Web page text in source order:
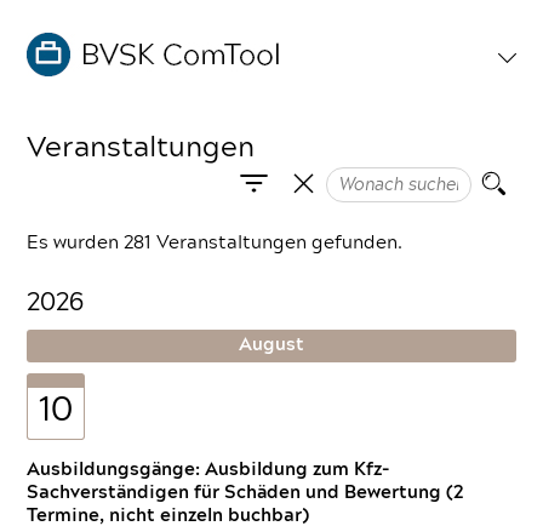
Veranstaltungen
Es wurden 281 Veranstaltungen gefunden.
2026
August
10
Ausbildungsgänge: Ausbildung zum Kfz-
Sachverständigen für Schäden und Bewertung (2
Termine, nicht einzeln buchbar)